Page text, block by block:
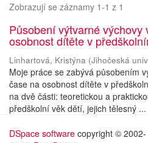
Zobrazují se záznamy 1-1 z 1
Působení výtvarné výchovy
osobnost dítěte v
Linhartová, Kristýna (Jihočeská
Moje práce se zabývá působením
čase na osobnost dítěte v
na dvě části: teoretickou a
předškolní věk dětí, jejich tělesný ...
DSpace software copyright © 2002-